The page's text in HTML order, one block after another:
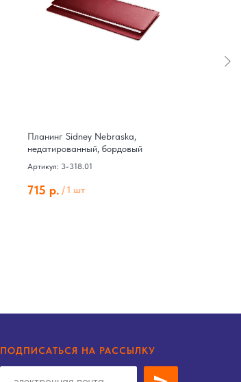
Планинг Sidney Nebraska,
недатированный, бордовый
Артикул: 3-318.01
715 р. /1 шт
ПОДПИСАТЬСЯ НА РАССЫЛКУ